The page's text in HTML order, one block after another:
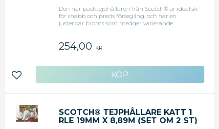
Den här packtejphållaren från Scotch® är idealisk
för snabb och precis försegling, och har en
justerbar broms som medger varierande
Använd den med 50 mm packtejper med en
längd på upp till 132 m.Justerbar bromsFör 50
254,00 KR
Lägg till i favoriter
SCOTCH® TEJPHÅLLARE KATT 1
RLE 19MM X 8,89M (SET OM 2 ST)